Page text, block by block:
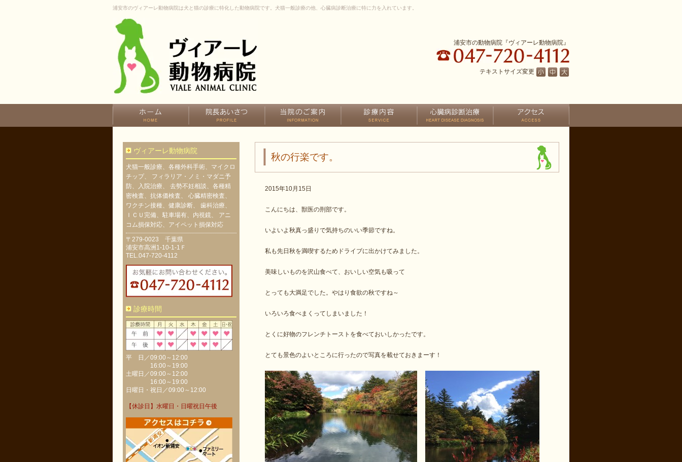
浦安市のヴィアーレ動物病院は犬と猫の診療に特化した動物病院です。犬猫一般診療の他、心臓病診断治療に特に力を入れています。
浦安市の動物病院『ヴィアーレ動物病院』
テキストサイズ変更
秋の行楽です。
2015年10月15日
こんにちは、獣医の刑部です。
いよいよ秋真っ盛りで気持ちのいい季節ですね。
私も先日秋を満喫するためドライブに出かけてみました。
美味しいものを沢山食べて、おいしい空気も吸って
とっても大満足でした。やはり食欲の秋ですね～
いろいろ食べまくってしまいました！
とくに好物のフレンチトーストを食べておいしかったです。
とても景色のよいところに行ったので写真を載せておきまーす！
ヴィアーレ動物病院
犬猫一般診療、各種外科手術、マイクロ
チップ、 フィラリア・ノミ・マダニ予
防、入院治療、 去勢不妊相談、各種精
密検査、抗体価検査、 心臓精密検査、
ワクチン接種、健康診断、 歯科治療、
ＩＣＵ完備、駐車場有、内視鏡、 アニ
コム損保対応、アイペット損保対応
〒279-0023 千葉県
浦安市高洲1-10-1-1Ｆ
TEL.047-720-4112
診療時間
平 日／09:00～12:00
16:00～19:00
土曜日／09:00～12:00
16:00～19:00
日曜日・祝日／09:00～12:00
【休診日】水曜日・日曜祝日午後